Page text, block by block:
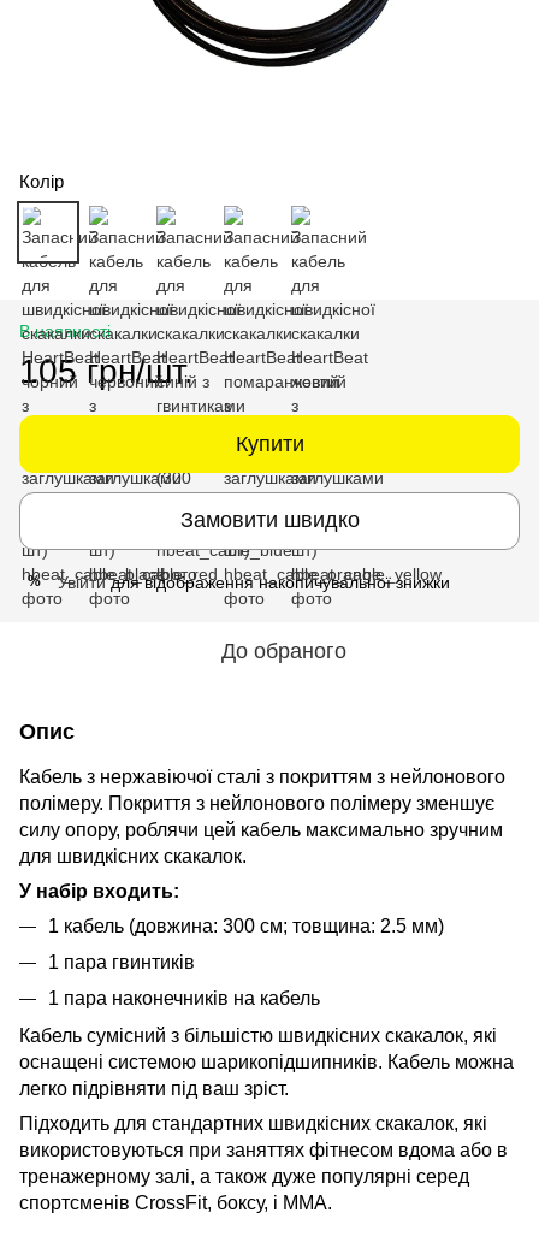
Колір
В наявності
105 грн/шт.
Купити
Замовити швидко
% Увійтидля відображення накопичувальної знижки
До обраного
Опис
Кабель з нержавіючої сталі з покриттям з нейлонового
полімеру. Покриття з нейлонового полімеру зменшує
силу опору, роблячи цей кабель максимально зручним
для швидкісних скакалок.
У набір входить:
1 кабель (довжина: 300 см; товщина: 2.5 мм)
1 пара гвинтиків
1 пара наконечників на кабель
Кабель сумісний з більшістю швидкісних скакалок, які
оснащені системою шарикопідшипників. Кабель можна
легко підрівняти під ваш зріст.
Підходить для стандартних швидкісних скакалок, які
використовуються при заняттях фітнесом вдома або в
тренажерному залі, а також дуже популярні серед
спортсменів CrossFit, боксу, і MMA.